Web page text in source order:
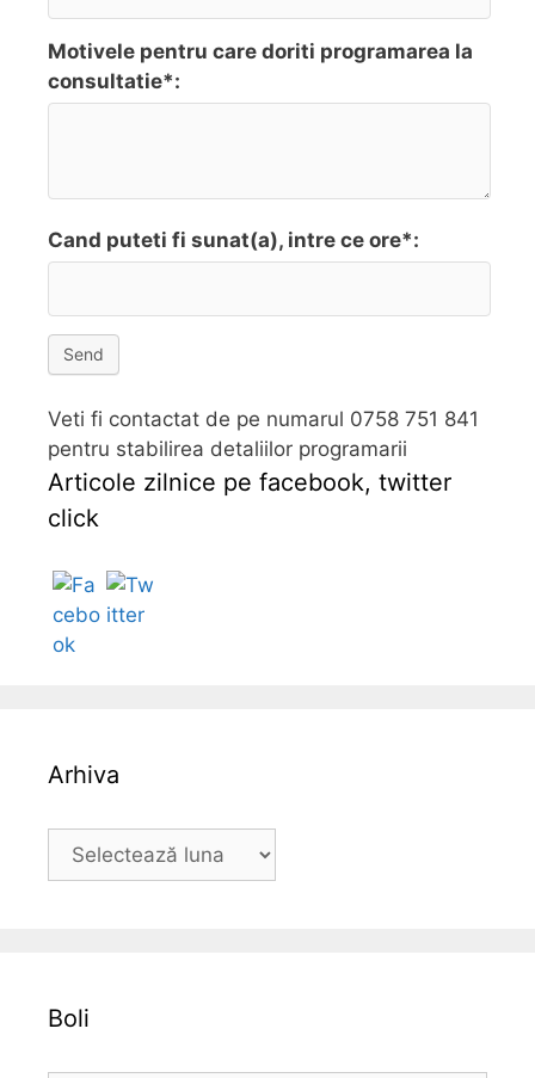
Motivele pentru care doriti programarea la
consultatie*:
Cand puteti fi sunat(a), intre ce ore*:
Send
Veti fi contactat de pe numarul 0758 751 841
pentru stabilirea detaliilor programarii
Articole zilnice pe facebook, twitter
click
Arhiva
Boli